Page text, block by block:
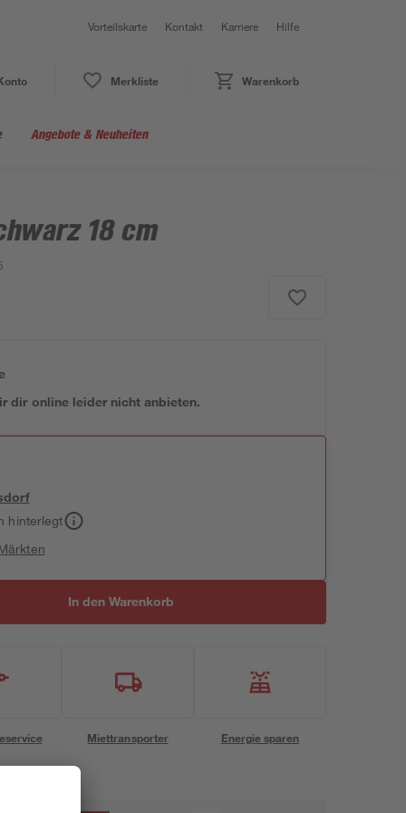
Vorteilskarte Kontakt Karriere Hilfe
Merkliste Warenkorb
Angebote & Neuheiten
18 cm
dir online leider nicht anbieten.
hinterlegt
In den Warenkorb
Miettransporter Energie sparen